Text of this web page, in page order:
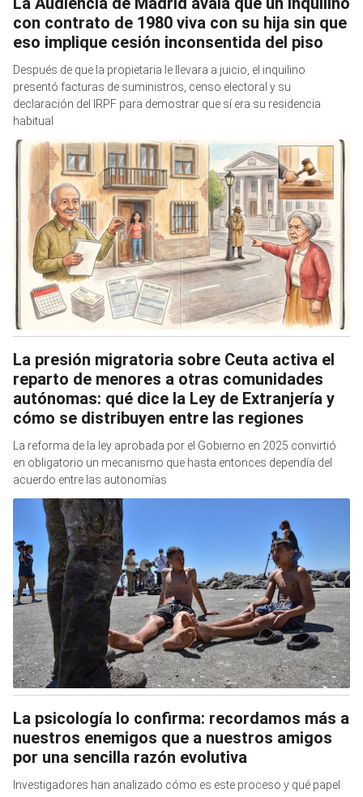
con contrato de 1980 viva con su hija sin que
eso implique cesión inconsentida del piso
Después de que la propietaria le llevara a juicio, el inquilino
presentó facturas de suministros, censo electoral y su
declaración del IRPF para demostrar que sí era su residencia
habitual
La presión migratoria sobre Ceuta activa el
reparto de menores a otras comunidades
autónomas: qué dice la Ley de Extranjería y
cómo se distribuyen entre las regiones
La reforma de la ley aprobada por el Gobierno en 2025 convirtió
en obligatorio un mecanismo que hasta entonces dependía del
acuerdo entre las autonomías
La psicología lo confirma: recordamos más a
nuestros enemigos que a nuestros amigos
por una sencilla razón evolutiva
Investigadores han analizado cómo es este proceso y qué papel